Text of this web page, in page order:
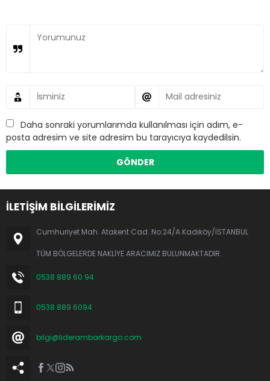
Daha sonraki yorumlarımda kullanılması için adım, e-
posta adresim ve site adresim bu tarayıcıya kaydedilsin.
İLETİŞİM BİLGİLERİMİZ
Cumhuriyet Mah. Atakent Cad. No:24/A Kadıköy/İSTANBUL
TÜM BÖLGELERDE NAKLİYE ARACIMIZ BULUNMAKTADIR.
0538 889 60 94
0538 889 6094
bilgi@liderambarkargo.com